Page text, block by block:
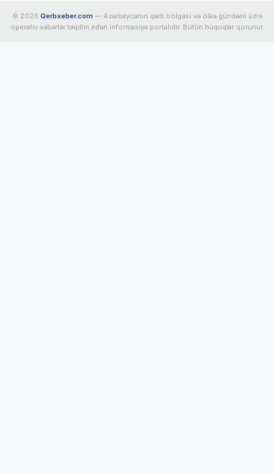
© 2026 Qerbxeber.com — Azərbaycanın qərb bölgəsi və ölkə gündəmi üzrə
operativ xəbərlər təqdim edən informasiya portalıdır. Bütün hüquqlar qorunur.